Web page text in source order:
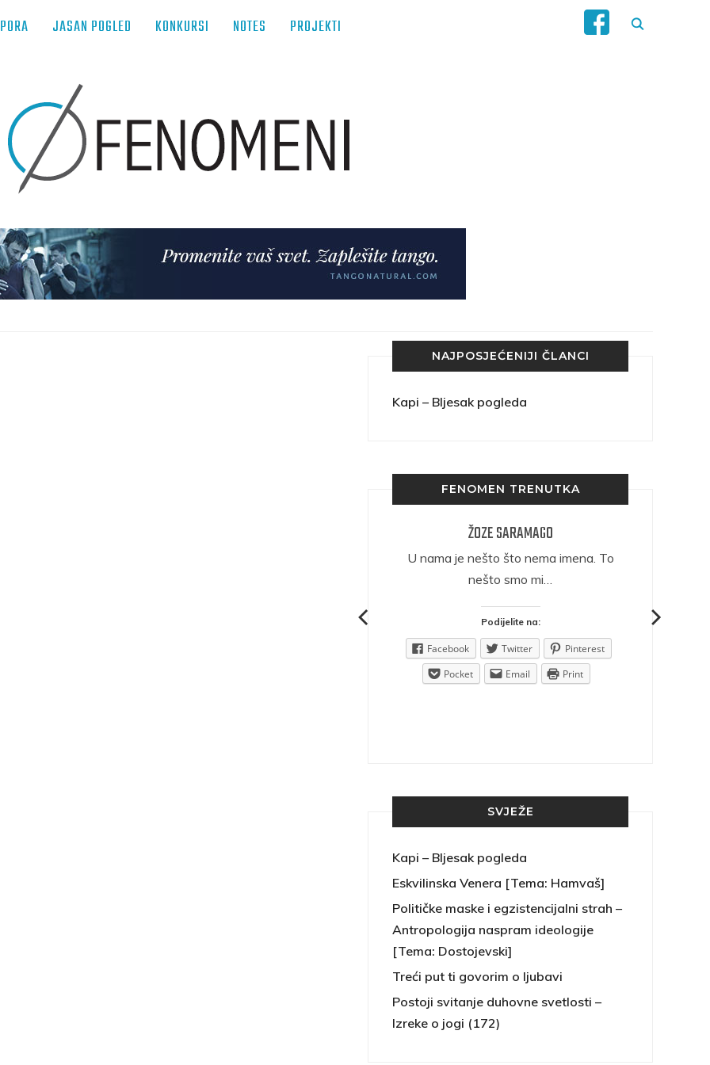
JASAN POGLED KONKURSI NOTES PROJEKTI
NAJPOSJEĆENIJI ČLANCI
Kapi – Bljesak pogleda
FENOMEN TRENUTKA
ŽOZE SARAMAGO
U nama je nešto što nema imena. To
nešto smo mi…
Podijelite na:
Facebook Twitter
Pinterest
Pocket
Email Print
SVJEŽE
Kapi – Bljesak pogleda
Eskvilinska Venera [Tema: Hamvaš]
Političke maske i egzistencijalni strah –
Antropologija naspram ideologije
[Tema: Dostojevski]
Treći put ti govorim o ljubavi
Postoji svitanje duhovne svetlosti –
Izreke o jogi (172)